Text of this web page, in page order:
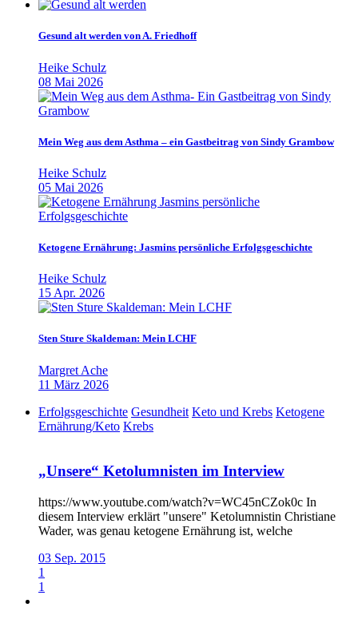
Gesund alt werden von A. Friedhoff
Heike Schulz
08 Mai 2026
Mein Weg aus dem Asthma – ein Gastbeitrag von Sindy Grambow
Heike Schulz
05 Mai 2026
Ketogene Ernährung: Jasmins persönliche Erfolgsgeschichte
Heike Schulz
15 Apr. 2026
Sten Sture Skaldeman: Mein LCHF
Margret Ache
11 März 2026
Erfolgsgeschichte Gesundheit Keto und Krebs Ketogene
Ernährung/Keto Krebs
„Unsere“ Ketolumnisten im Interview
https://www.youtube.com/watch?v=WC45nCZok0c In
diesem Interview erklärt "unsere" Ketolumnistin Christiane
Wader, was genau ketogene Ernährung ist, welche
03 Sep. 2015
1
1